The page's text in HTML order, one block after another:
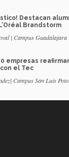
Destacan
Brandstorm
| Campus Guadalajara
empresas
el Tec
Campus San Luis